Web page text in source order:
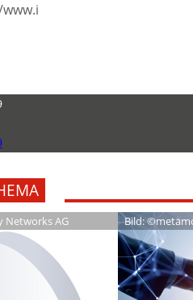
Networks AG Bild: